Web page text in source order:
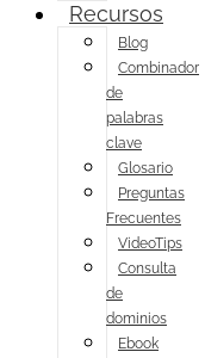
Recursos
Blog
Combinador
de
palabras
clave
Glosario
Preguntas
Frecuentes
VideoTips
Consulta
de
dominios
Ebook